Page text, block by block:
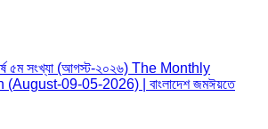
বর্ষ ৫ম সংখ্যা (আগস্ট-২০২৬) The Monthly
09-05-2026) | বাংলাদেশ জমঈয়তে